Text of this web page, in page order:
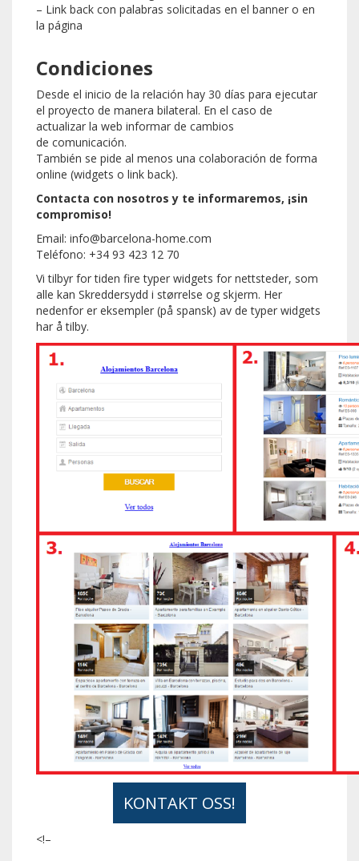
– Link back con palabras solicitadas en el banner o en
la página
Condiciones
Desde el inicio de la relación hay 30 días para ejecutar
el proyecto de manera bilateral. En el caso de
actualizar la web informar de cambios
de comunicación.
También se pide al menos una colaboración de forma
online (widgets o link back).
Contacta con nosotros y te informaremos, ¡sin
compromiso!
Email: info@barcelona-home.com
Teléfono: +34 93 423 12 70
Vi tilbyr for tiden fire typer widgets for nettsteder, som
alle kan Skreddersydd i størrelse og skjerm. Her
nedenfor er eksempler (på spansk) av de typer widgets
har å tilby.
KONTAKT OSS!
<!–